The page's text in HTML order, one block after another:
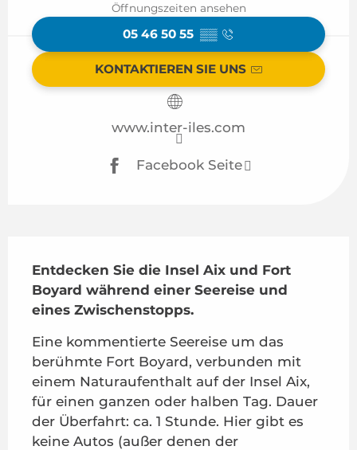
Öffnungszeiten ansehen
05 46 50 55 ▒▒
KONTAKTIEREN SIE UNS
www.inter-iles.com
Facebook Seite
Entdecken Sie die Insel Aix und Fort
Boyard während einer Seereise und
eines Zwischenstopps.
Eine kommentierte Seereise um das
berühmte Fort Boyard, verbunden mit
einem Naturaufenthalt auf der Insel Aix,
für einen ganzen oder halben Tag. Dauer
der Überfahrt: ca. 1 Stunde. Hier gibt es
keine Autos (außer denen der